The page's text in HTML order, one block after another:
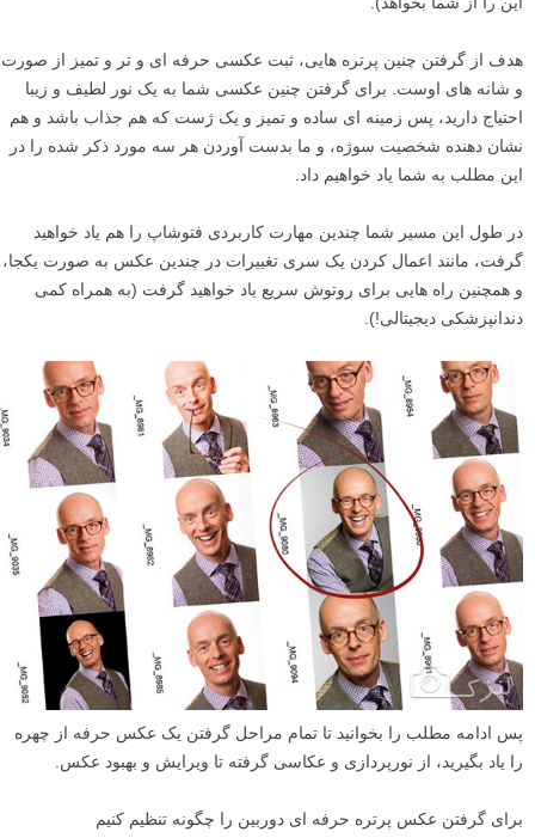
هدف از گرفتن چنین پرتره هایی، ثبت عکسی حرفه ای و تر و تمیز از صورت
و شانه های اوست. برای گرفتن چنین عکسی شما به یک نور لطیف و زیبا
احتیاج دارید، پس زمینه ای ساده و تمیز و یک ژست که هم جذاب باشد و هم
نشان دهنده شخصیت سوژه، و ما بدست آوردن هر سه مورد ذکر شده را در
این مطلب به شما یاد خواهیم داد.
در طول این مسیر شما چندین مهارت کاربردی فتوشاپ را هم یاد خواهید
گرفت، مانند اعمال کردن یک سری تغییرات در چندین عکس به صورت یکجا،
و همچنین راه هایی برای روتوش سریع یاد خواهید گرفت (به همراه کمی
دندانپزشکی دیجیتالی!).
پس ادامه مطلب را بخوانید تا تمام مراحل گرفتن یک عکس حرفه از چهره
را یاد بگیرید، از نورپردازی و عکاسی گرفته تا ویرایش و بهبود عکس.
برای گرفتن عکس پرتره حرفه ای دوربین را چگونه تنظیم کنیم